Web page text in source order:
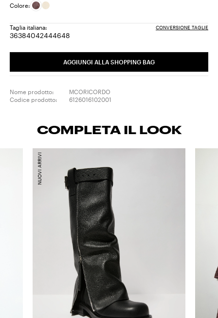
Colore:
Taglia italiana: CONVERSIONE TAGLIE
36Taglia:
38Taglia:
40Taglia:
42Taglia:
44Taglia:
46Taglia:
48Taglia:
AGGIUNGI ALLA SHOPPING BAG
Nome prodotto:
MCORICORDO
Codice prodotto:
6126016102001
COMPLETA IL LOOK
NUOVI ARRIVI